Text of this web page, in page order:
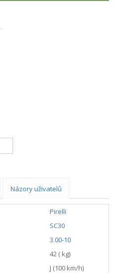
Názory uživatelů
Pirelli
SC30
3.00-10
42 ( kg)
J (100 km/h)